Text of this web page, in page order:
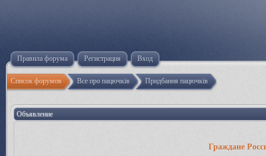
Правила форума Регистрация Вход
Список форумов Все про пацючків Придбання пацючків
Объявление
Граждане